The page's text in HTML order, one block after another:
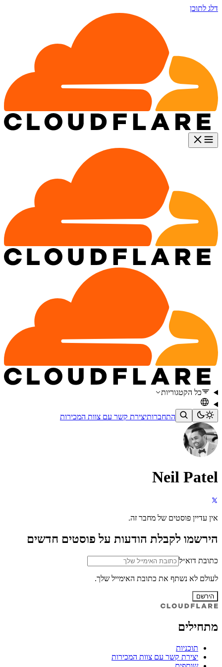
דלג לתוכן
כל הקטגוריות
התחברותיצירת קשר עם צוות המכירות
Neil Patel
אין עדיין פוסטים של מחבר זה.
הירשמו לקבלת הודעות על פוסטים חדשים
כתובת דוא״ל
לעולם לא נשתף את כתובת האימייל שלך.
הירשם
מתחילים
תוכניות
יצירת קשר עם צוות המכירות